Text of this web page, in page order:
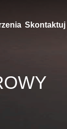
Skontaktuj